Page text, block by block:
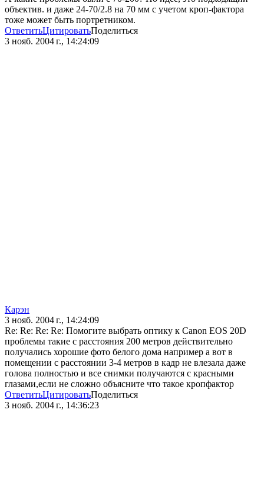
объектив. и даже 24-70/2.8 на 70 мм с учетом кроп-фактора
тоже может быть портретником.
ОтветитьЦитироватьПоделиться
3 нояб. 2004 г., 14:24:09
Карэн
3 нояб. 2004 г., 14:24:09
Re: Re: Re: Re: Помогите выбрать оптику к Canon EOS 20D
проблемы такие с расстояния 200 метров действительно
получались хорошие фото белого дома например а вот в
помещении с расстоянии 3-4 метров в кадр не влезала даже
голова полностью и все снимки получаются с красными
глазами,если не сложно объясните что такое кропфактор
ОтветитьЦитироватьПоделиться
3 нояб. 2004 г., 14:36:23